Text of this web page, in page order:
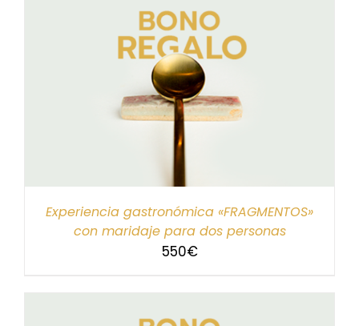
Experiencia gastronómica «FRAGMENTOS»
con maridaje para dos personas
550€